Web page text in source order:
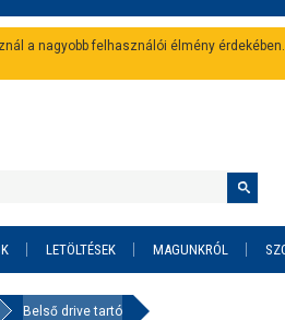
a nagyobb felhasználói élmény
LETÖLTÉSEK MAGUNKRÓL
Belső drive tartó